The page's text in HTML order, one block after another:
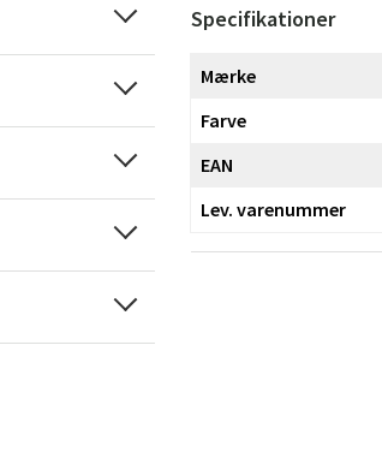
Specifikationer
Mærke
Farve
EAN
Lev. varenummer